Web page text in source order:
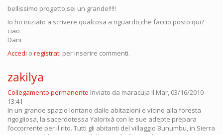
bellissimo progetto,sei un grande!!!!!
Io ho iniziato a scrivere qualcosa a riguardo,che faccio posto qui?
ciao
Dani
Accedi o registrati per inserire commenti.
zakilya
Collegamento permanente Inviato da maracuja il Mar, 03/16/2010 -
13:41
In un grande spazio lontano dalle abitazioni e vicino alla foresta
rigogliosa, la sacerdotessa Yalorixà con le sue adepte prepara
l’occorrente per il rito. Tutti gli abitanti del villaggio Bunumbu, in Sierra